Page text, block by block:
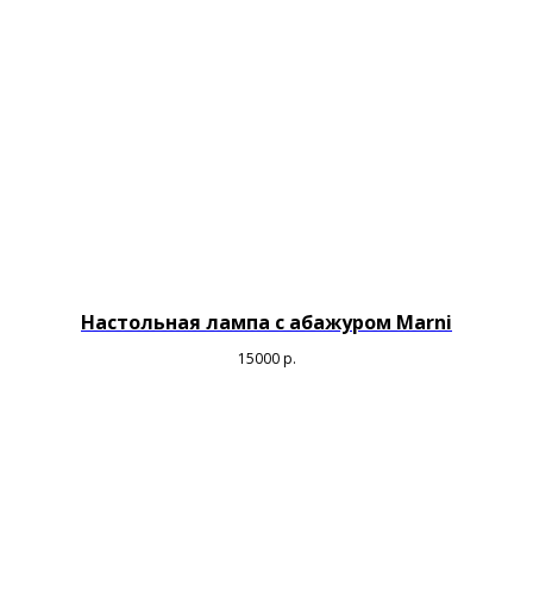
Настольная лампа с абажуром Marni
15000 р.